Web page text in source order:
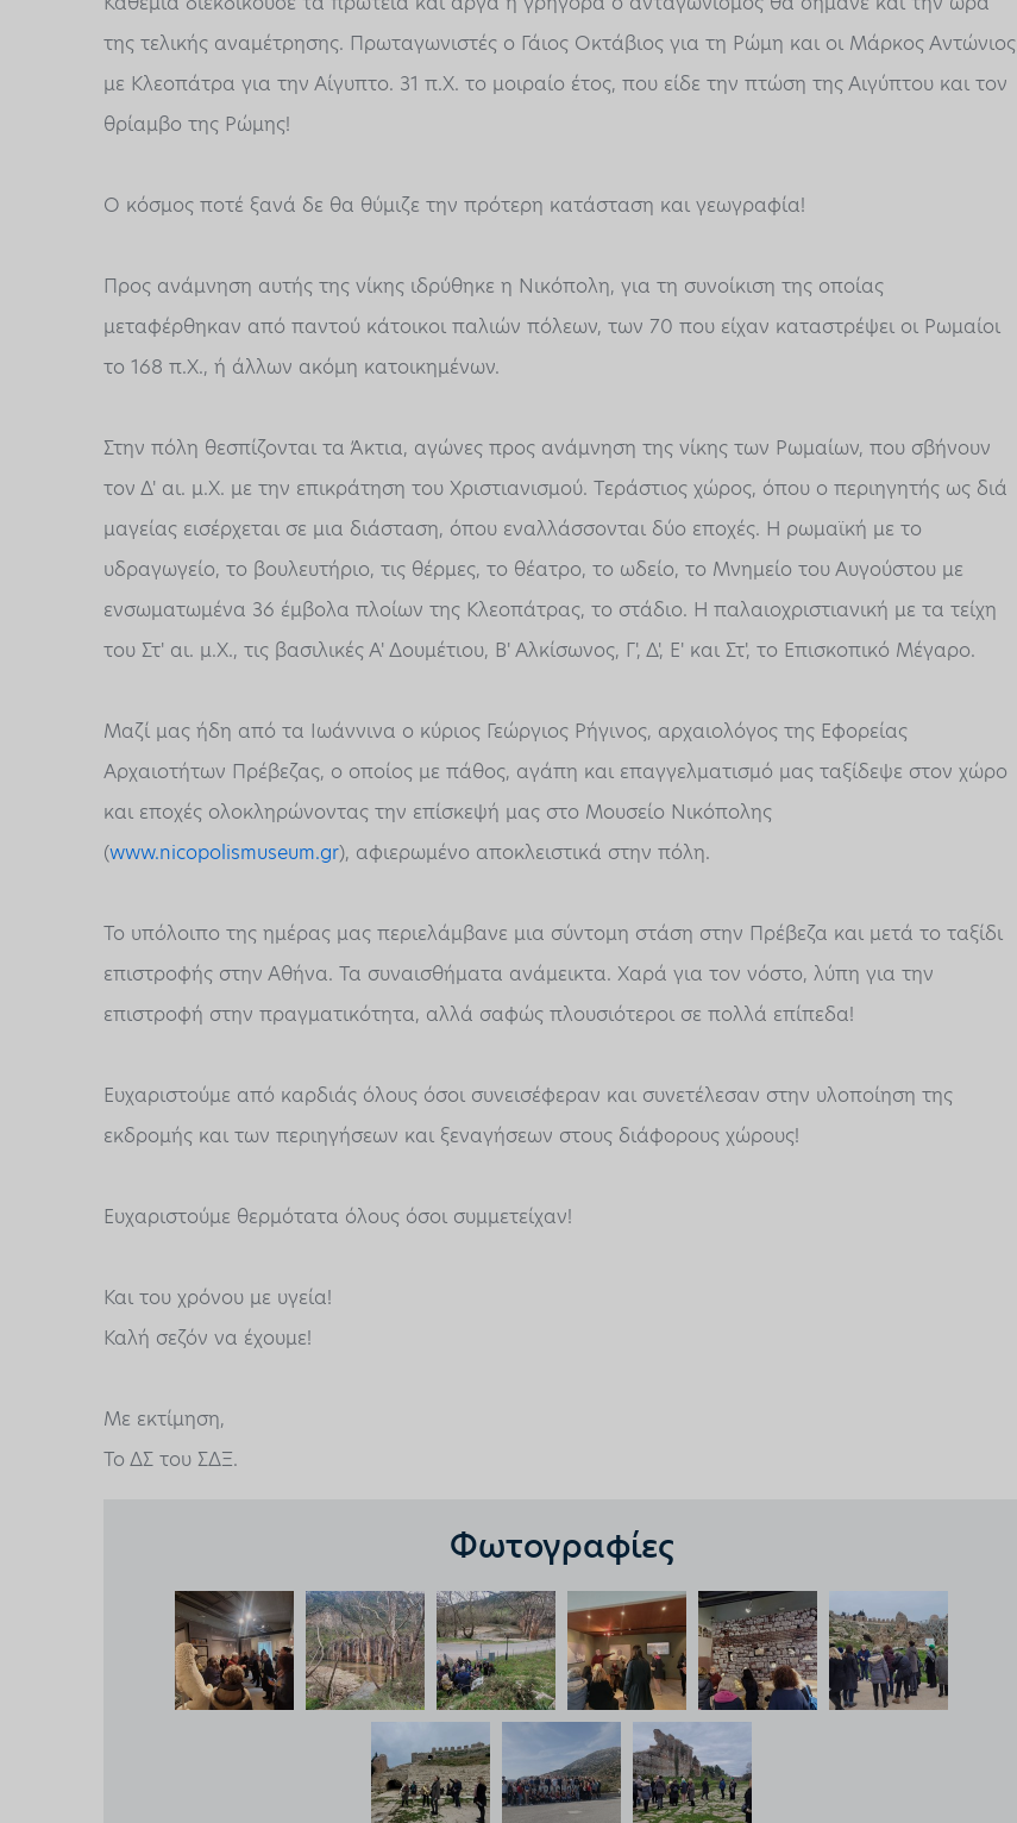
της τελικής αναμέτρησης. Πρωταγωνιστές ο Γάιος Οκτάβιος για τη Ρώμη και οι Μάρκος Αντώνιος
με Κλεοπάτρα για την Αίγυπτο. 31 π.Χ. το μοιραίο έτος, που είδε την πτώση της Αιγύπτου και τον
θρίαμβο της Ρώμης!
Ο κόσμος ποτέ ξανά δε θα θύμιζε την πρότερη κατάσταση και γεωγραφία!
Προς ανάμνηση αυτής της νίκης ιδρύθηκε η Νικόπολη, για τη συνοίκιση της οποίας
μεταφέρθηκαν από παντού κάτοικοι παλιών πόλεων, των 70 που είχαν καταστρέψει οι Ρωμαίοι
το 168 π.Χ., ή άλλων ακόμη κατοικημένων.
Στην πόλη θεσπίζονται τα Άκτια, αγώνες προς ανάμνηση της νίκης των Ρωμαίων, που σβήνουν
τον Δ' αι. μ.Χ. με την επικράτηση του Χριστιανισμού. Τεράστιος χώρος, όπου ο περιηγητής ως διά
μαγείας εισέρχεται σε μια διάσταση, όπου εναλλάσσονται δύο εποχές. Η ρωμαϊκή με το
υδραγωγείο, το βουλευτήριο, τις θέρμες, το θέατρο, το ωδείο, το Μνημείο του Αυγούστου με
ενσωματωμένα 36 έμβολα πλοίων της Κλεοπάτρας, το στάδιο. Η παλαιοχριστιανική με τα τείχη
του Στ' αι. μ.Χ., τις βασιλικές Α' Δουμέτιου, Β' Αλκίσωνος, Γ', Δ', Ε' και Στ', το Επισκοπικό Μέγαρο.
Μαζί μας ήδη από τα Ιωάννινα ο κύριος Γεώργιος Ρήγινος, αρχαιολόγος της Εφορείας
Αρχαιοτήτων Πρέβεζας, ο οποίος με πάθος, αγάπη και επαγγελματισμό μας ταξίδεψε στον χώρο
και εποχές ολοκληρώνοντας την επίσκεψή μας στο Μουσείο Νικόπολης
(www.nicopolismuseum.gr), αφιερωμένο αποκλειστικά στην πόλη.
Το υπόλοιπο της ημέρας μας περιελάμβανε μια σύντομη στάση στην Πρέβεζα και μετά το ταξίδι
επιστροφής στην Αθήνα. Τα συναισθήματα ανάμεικτα. Χαρά για τον νόστο, λύπη για την
επιστροφή στην πραγματικότητα, αλλά σαφώς πλουσιότεροι σε πολλά επίπεδα!
Ευχαριστούμε από καρδιάς όλους όσοι συνεισέφεραν και συνετέλεσαν στην υλοποίηση της
εκδρομής και των περιηγήσεων και ξεναγήσεων στους διάφορους χώρους!
Ευχαριστούμε θερμότατα όλους όσοι συμμετείχαν!
Και του χρόνου με υγεία!
Καλή σεζόν να έχουμε!
Με εκτίμηση,
Το ΔΣ του ΣΔΞ.
Φωτογραφίες